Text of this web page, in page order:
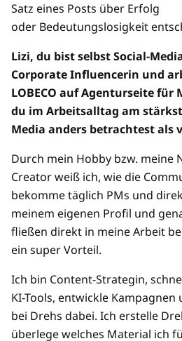
Satz eines Posts über Erfolg
oder Bedeutungslosigkeit
Lizi, du bist selbst Social-
Corporate Influencerin und
LOBECO auf Agenturseite für
du im Arbeitsalltag am
Media anders betrachtest als
Durch mein Hobby bzw. meine
Creator weiß ich, wie die
bekomme täglich PMs und
meinem eigenen Profil und
fließen direkt in meine Arbeit
ein super Vorteil.
Ich bin Content-Strategin,
KI-Tools, entwickle
bei Drehs dabei. Ich erstelle
überlege welches Material ich